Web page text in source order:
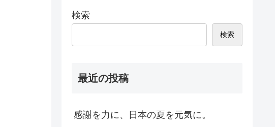
検索
検索
最近の投稿
感謝を力に、日本の夏を元気に。